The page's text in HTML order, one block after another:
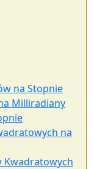
na Stopnie
Milliradiany
na
Kwadratowych